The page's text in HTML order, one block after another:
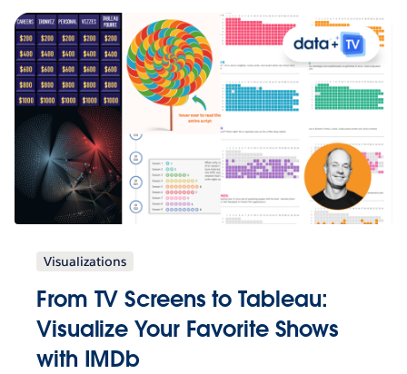
Visualizations
From TV Screens to Tableau:
Visualize Your Favorite Shows
with IMDb